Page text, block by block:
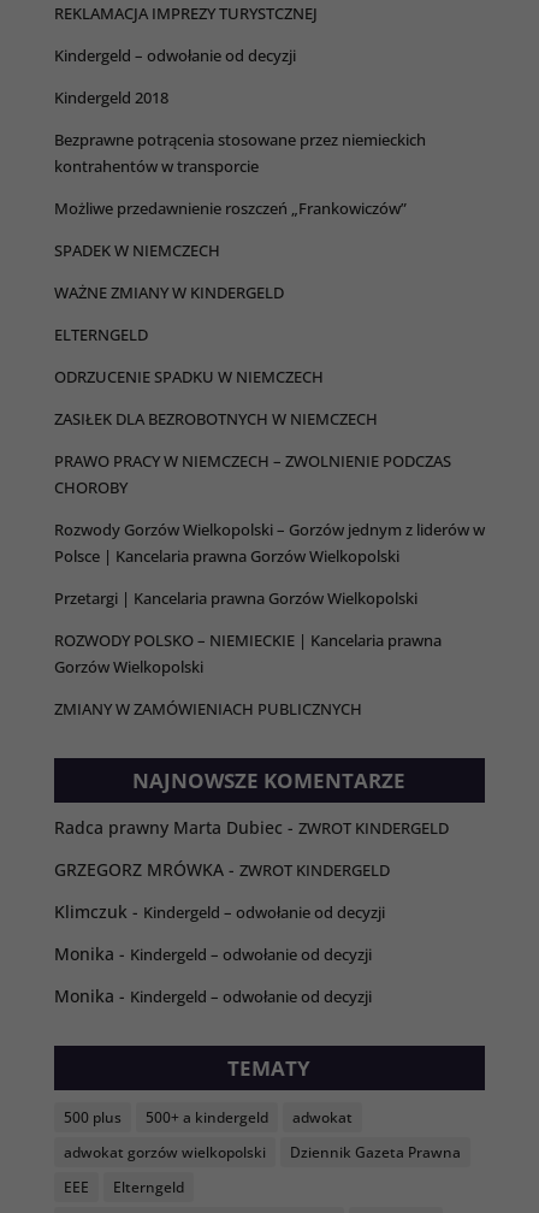
REKLAMACJA IMPREZY TURYSTCZNEJ
Kindergeld – odwołanie od decyzji
Kindergeld 2018
Bezprawne potrącenia stosowane przez niemieckich
kontrahentów w transporcie
Możliwe przedawnienie roszczeń „Frankowiczów”
SPADEK W NIEMCZECH
WAŻNE ZMIANY W KINDERGELD
ELTERNGELD
ODRZUCENIE SPADKU W NIEMCZECH
ZASIŁEK DLA BEZROBOTNYCH W NIEMCZECH
PRAWO PRACY W NIEMCZECH – ZWOLNIENIE PODCZAS
CHOROBY
Rozwody Gorzów Wielkopolski – Gorzów jednym z liderów w
Polsce | Kancelaria prawna Gorzów Wielkopolski
Przetargi | Kancelaria prawna Gorzów Wielkopolski
ROZWODY POLSKO – NIEMIECKIE | Kancelaria prawna
Gorzów Wielkopolski
ZMIANY W ZAMÓWIENIACH PUBLICZNYCH
NAJNOWSZE KOMENTARZE
Radca prawny Marta Dubiec - ZWROT KINDERGELD
GRZEGORZ MRÓWKA- ZWROT KINDERGELD
Klimczuk - Kindergeld – odwołanie od decyzji
Monika - Kindergeld – odwołanie od decyzji
Monika - Kindergeld – odwołanie od decyzji
TEMATY
500 plus 500+ a kindergeld
adwokat
adwokat gorzów wielkopolski
Dziennik Gazeta Prawna
EEE
Elterngeld
Te pliki cookie
opcjonalne. Są
one potrzebne
do
funkcjonowania
internetowej.
Statystyka
poprawić
i strukturę
strony
internetowej,
na podstawie
jest używana.